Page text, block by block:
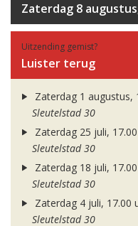
Zaterdag 8
Uitzending gemist?
Luister terug
Zaterdag 1 augustus,
Sleutelstad 30
Zaterdag 25 juli,
Sleutelstad 30
Zaterdag 18 juli,
Sleutelstad 30
Zaterdag 4 juli, 17.00
Sleutelstad 30